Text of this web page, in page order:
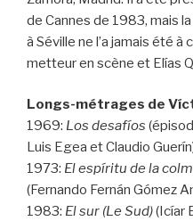
de Cannes de 1983, mais
à Séville ne l’a jamais été
metteur en scène et Elías
Longs-métrages de
1969: Los desafíos
Luis Egea et Claudio
1973: El espíritu de la
(Fernando Fernán Gómez
1983: El sur (Le Sud)(Icíar